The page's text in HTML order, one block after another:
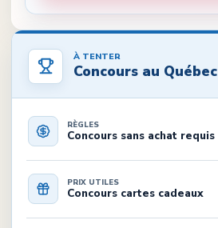
À TENTER
Concours au Québec
RÈGLES
Concours sans achat requis
PRIX UTILES
Concours cartes cadeaux